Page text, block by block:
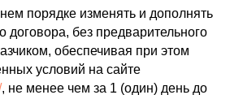
порядке изменять и дополнять
договора, без предварительного
обеспечивая при этом
условий на сайте
, не менее чем за 1 (один) день до